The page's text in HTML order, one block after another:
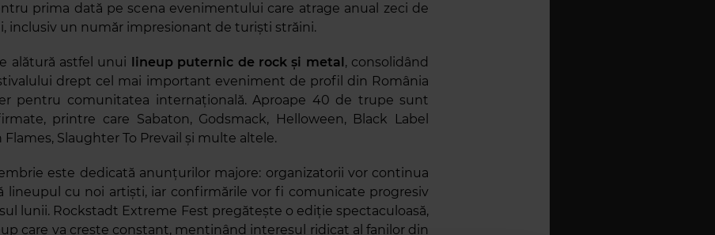
prima dată pe scena evenimentului care atrage anual zeci de
inclusiv un număr impresionant de turiști străini.
alătură astfel unui lineup puternic de rock și metal , consolidând
drept cel mai important eveniment de profil din România
pentru comunitatea internațională. Aproape 40 de trupe sunt
printre care Sabaton, Godsmack, Helloween, Black Label
Flames, Slaughter To Prevail și multe altele.
este dedicată anunțurilor majore: organizatorii vor continua
lineupul cu noi artiști, iar confirmările vor fi comunicate progresiv
lunii. Rockstadt Extreme Fest pregătește o ediție spectaculoasă,
care va crește constant, menținând interesul ridicat al fanilor din